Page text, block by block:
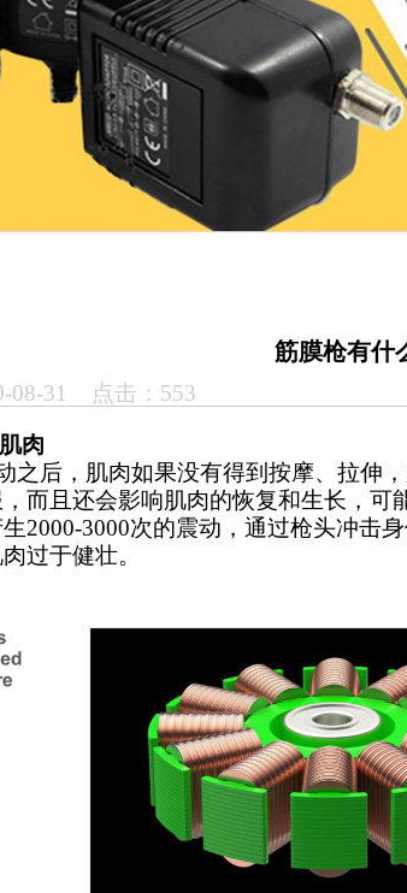
筋膜枪有什
08-31 点击：553
肉
后，肌肉如果没有得到按摩、拉伸
而且还会影响肌肉的恢复和生长，
2000-3000次的震动，通过枪头冲击
过于健壮。